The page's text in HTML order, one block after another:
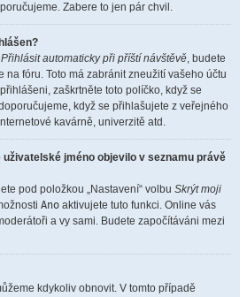
Zabere to jen pár chvil.
Přihlásit automaticky při příští návštěvě, budete
fóru. Toto má zabránit zneužití vašeho účtu
zaškrtněte toto políčko, když se
když se přihlašujete z veřejného
kavárně, univerzitě atd.
jméno objevilo v seznamu právě
pod položkou „Nastavení“ volbu Skrýt moji
Ano aktivujete tuto funkci. Online vás
a vy sami. Budete započítáváni mezi
kdykoliv obnovit. V tomto případě